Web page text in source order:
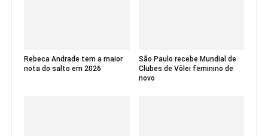
Rebeca Andrade tem a maior
nota do salto em 2026
São Paulo recebe Mundial de
Clubes de Vôlei feminino de
novo